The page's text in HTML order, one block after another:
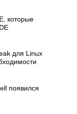
которые
для Linux
появился